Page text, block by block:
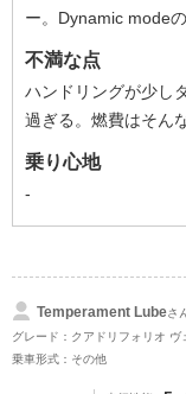
ー。Dynamic mode
不満な点
ハンドリングが少し
過ぎる。燃費はそん
乗り心地
-
Temperament Lubeさん
グレード：クアドリフォリオ
乗車形式：その他